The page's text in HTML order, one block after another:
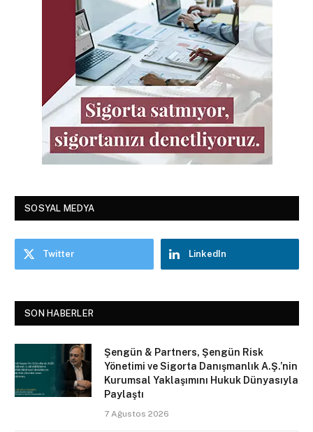
SOSYAL MEDYA
Twitter LinkedIn
SON HABERLER
Şengün & Partners, Şengün Risk
Yönetimi ve Sigorta Danışmanlık A.Ş.’nin
Kurumsal Yaklaşımını Hukuk Dünyasıyla
Paylaştı
7 Ağustos 2026